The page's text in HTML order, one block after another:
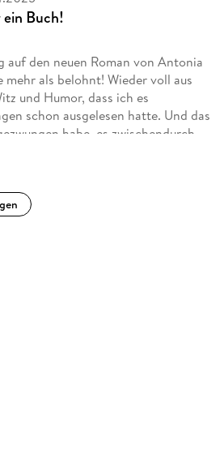
Buch!
auf den neuen Roman von Antonia
als belohnt! Wieder voll aus
und Humor, dass ich es
schon ausgelesen hatte. Und das
habe, es zwischendurch